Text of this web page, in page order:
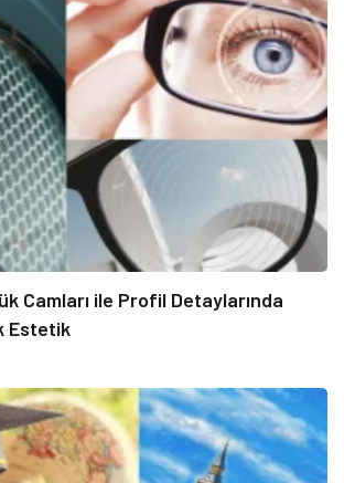
Camları ile Profil Detaylarında
Estetik